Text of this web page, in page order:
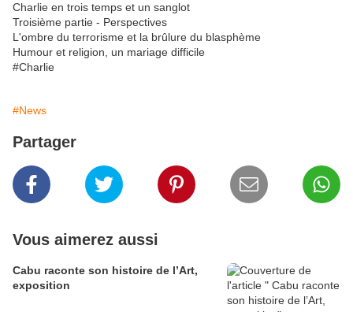
Charlie en trois temps et un sanglot
Troisième partie - Perspectives
L'ombre du terrorisme et la brûlure du blasphème
Humour et religion, un mariage difficile
#Charlie
#News
Partager
Vous aimerez aussi
Cabu raconte son histoire de l’Art,
exposition